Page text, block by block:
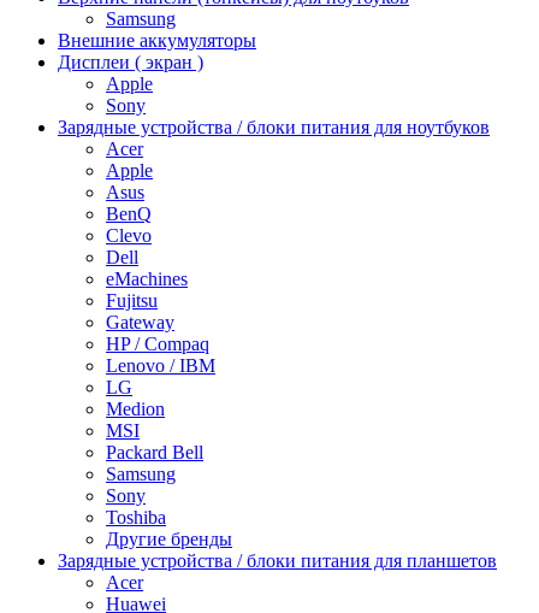
Samsung
Внешние аккумуляторы
Дисплеи ( экран )
Apple
Sony
Зарядные устройства / блоки питания для ноутбуков
Acer
Apple
Asus
BenQ
Clevo
Dell
eMachines
Fujitsu
Gateway
HP / Compaq
Lenovo / IBM
LG
Medion
MSI
Packard Bell
Samsung
Sony
Toshiba
Другие бренды
Зарядные устройства / блоки питания для планшетов
Acer
Huawei